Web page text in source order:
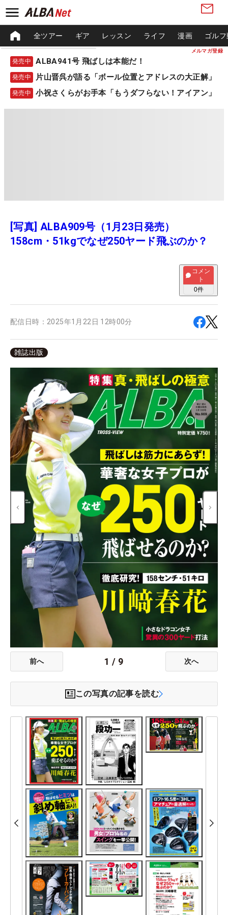
メルマガ登録
全ツアー ギア レッスン ライフ 漫画 ゴル
発売中 ALBA941号 飛ばしは本能だ！
発売中 片山晋呉が語る「ボール位置とアドレスの大正解」
発売中 小祝さくらがお手本「もうダフらない！アイアン」
[写真] ALBA909号（1月23日発売）
158cm・51kgでなぜ250ヤード飛ぶのか？
コメン
ト
0件
配信日時： 2025年1月22日 12時00分
雑誌出版
前へ 1 / 9 次へ
この写真の記事を読む